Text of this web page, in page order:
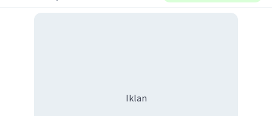
Iklan